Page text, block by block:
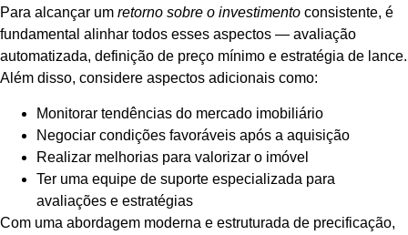
Para alcançar um retorno sobre o investimento consistente, é
fundamental alinhar todos esses aspectos — avaliação
automatizada, definição de preço mínimo e estratégia de lance.
Além disso, considere aspectos adicionais como:
Monitorar tendências do mercado imobiliário
Negociar condições favoráveis após a aquisição
Realizar melhorias para valorizar o imóvel
Ter uma equipe de suporte especializada para
avaliações e estratégias
Com uma abordagem moderna e estruturada de precificação,